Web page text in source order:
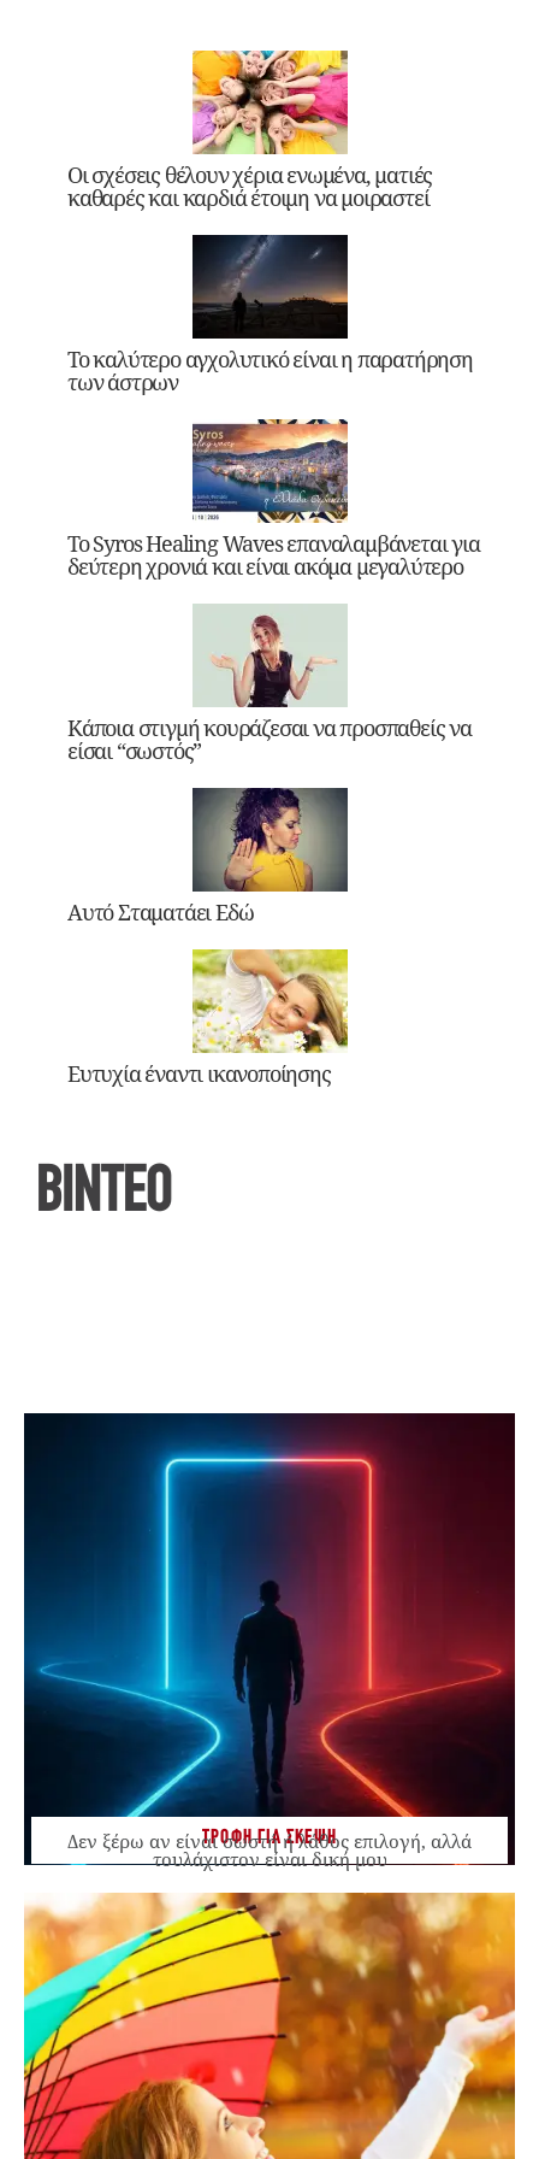
Οι σχέσεις θέλουν χέρια ενωμένα, ματιές
καθαρές και καρδιά έτοιμη να μοιραστεί
Το καλύτερο αγχολυτικό είναι η παρατήρηση
των άστρων
Το Syros Healing Waves επαναλαμβάνεται για
δεύτερη χρονιά και είναι ακόμα μεγαλύτερο
Κάποια στιγμή κουράζεσαι να προσπαθείς να
είσαι “σωστός”
Αυτό Σταματάει Εδώ
Ευτυχία έναντι ικανοποίησης
ΒΙΝΤΕΟ
ΤΡΟΦΗ ΓΙΑ ΣΚΕΨΗ
Δεν ξέρω αν είναι σωστή ή λάθος επιλογή, αλλά
τουλάχιστον είναι δική μου